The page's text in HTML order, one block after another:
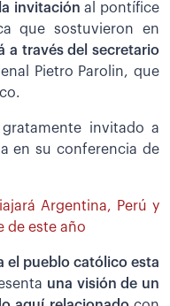
invitación al pontífice
que sostuvieron en
a través del secretario
Pietro Parolin, que
invitado a
en su conferencia de
Argentina, Perú y
de este año
el pueblo católico esta
una visión de un